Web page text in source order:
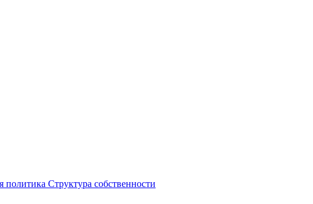
политика Структура собственности